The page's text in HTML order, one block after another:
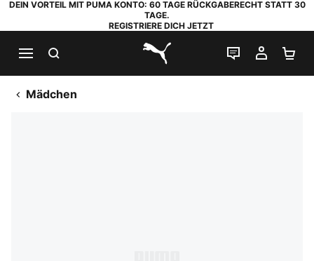
DEIN VORTEIL MIT PUMA KONTO: 60 TAGE RÜCKGABERECHT STATT 30
TAGE.
REGISTRIERE DICH JETZT
PUMA.com
LIVE-CHAT
MEIN
Mädchen